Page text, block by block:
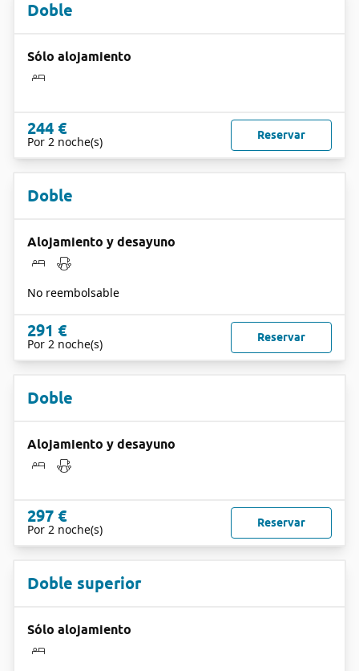
Doble
Sólo alojamiento
244 €
Por 2 noche(s) Reservar
Doble
Alojamiento y desayuno
No reembolsable
291 €
Por 2 noche(s) Reservar
Doble
Alojamiento y desayuno
297 €
Por 2 noche(s) Reservar
Doble superior
Sólo alojamiento